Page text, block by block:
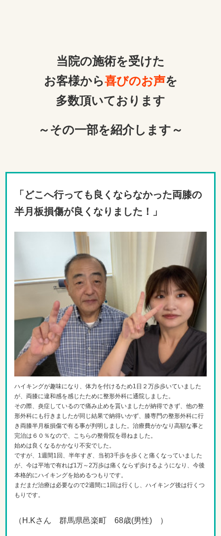
当院の施術を受けた
お客様から喜びのお声を
多数頂いております
～その一部を紹介します～
「どこへ行っても良くならなかった両膝の
半月板損傷が良くなりました！」
ハイキングが趣味になり、体力を付けるため1日２万歩歩いていました
が、両膝に違和感を感じたために整形外科に通院しました。
その際、炎症しているので痛み止めを貰いましたが納得できず、他の整
形外科にも行きましたが同じ結果で納得いかず、膝専門の整形外科に行
き両膝半月板損傷で有る事が判明しました。治療費がかなり高額な事と
完治は６０％なので、こちらの整骨院を尋ねました。
始めは良くなるかかなり不安でした。
ですが、1週間1回、半年すぎ、当初3千歩を歩くと痛くなっていました
が、今は平地で有れば1万～2万歩は痛くならず歩けるようになり、今後
本格的にハイキングを始めるつもりです。
まだまだ治療は必要なので2週間に1回は行くし、ハイキング後は行くつ
もりです。
（H.Kさん 群馬県邑楽町 68歳(男性) ）